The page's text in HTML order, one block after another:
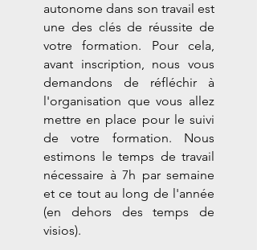
autonome dans son travail est
une des clés de réussite de
votre formation. Pour cela,
avant inscription, nous vous
demandons de réfléchir à
l'organisation que vous allez
mettre en place pour le suivi
de votre formation. Nous
estimons le temps de travail
nécessaire à 7h par semaine
et ce tout au long de l'année
(en dehors des temps de
visios).